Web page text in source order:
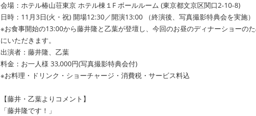
会場：ホテル椿山荘東京 ホテル棟１F ボールルーム (東京都文京区関口2-10-8)
日時：11月3日(火・祝) 開場12:30／開演13:00 （終演後、写真撮影特典会を実施）
※お食事開始の13:00から藤井隆と乙葉が登壇し、今回のお昼のディナーショーの
にいただきます。
出演者：藤井隆、乙葉
料金：お一人様 33,000円(写真撮影特典会付)
※お料理・ドリンク・ショーチャージ・消費税・サービス料込
【藤井・乙葉よりコメント】
「藤井隆です！」